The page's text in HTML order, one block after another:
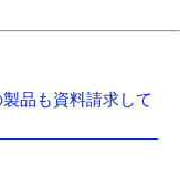
品も資料請求して